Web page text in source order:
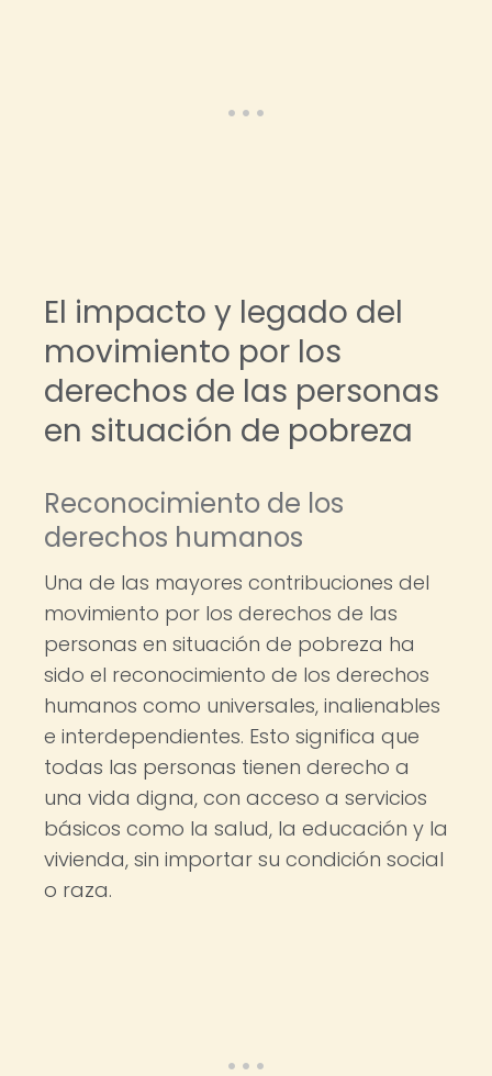
El impacto y legado del
movimiento por los
derechos de las personas
en situación de pobreza
Reconocimiento de los
derechos humanos
Una de las mayores contribuciones del
movimiento por los derechos de las
personas en situación de pobreza ha
sido el reconocimiento de los derechos
humanos como universales, inalienables
e interdependientes. Esto significa que
todas las personas tienen derecho a
una vida digna, con acceso a servicios
básicos como la salud, la educación y la
vivienda, sin importar su condición social
o raza.